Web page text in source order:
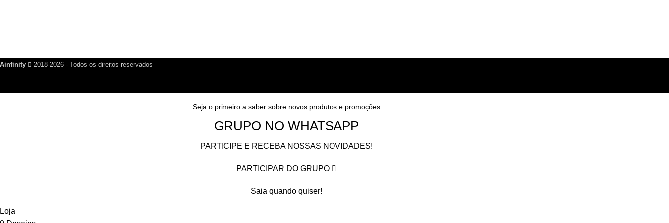
Ainfinity 2018-2026 - Todos os direitos reservados
Seja o primeiro a saber sobre novos produtos e promoções
GRUPO NO WHATSAPP
PARTICIPE E RECEBA NOSSAS NOVIDADES!
PARTICIPAR DO GRUPO
Saia quando quiser!
Loja